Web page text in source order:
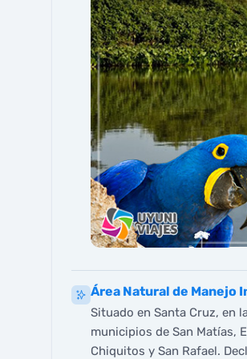
Área Natural de Manejo
Situado en Santa Cruz, en
municipios de San Matías,
Chiquitos y San Rafael.